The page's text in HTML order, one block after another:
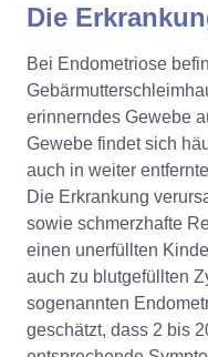
Die
Bei Endometriose
erinnerndes Gewebe
Gewebe findet sich
auch in weiter
Die Erkrankung
sowie schmerzhafte
einen unerfüllten
auch zu blutgefüllten
sogenannten
geschätzt, dass 2 bis